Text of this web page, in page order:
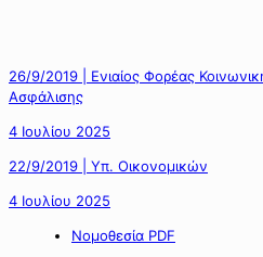
26/9/2019 | Ενιαίος Φορέας
Ασφάλισης
4 Ιουλίου 2025
22/9/2019 | Υπ. Οικονομικών
4 Ιουλίου 2025
Νομοθεσία PDF